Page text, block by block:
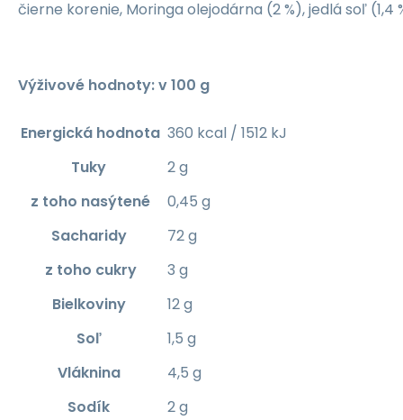
čierne korenie, Moringa olejodárna (2 %), jedlá soľ (1,4
Výživové hodnoty: v 100 g
Energická hodnota 360 kcal / 1512 kJ
Tuky
2 g
z toho nasýtené
0,45 g
Sacharidy
72 g
z toho cukry
3 g
Bielkoviny
12 g
Soľ
1,5 g
Vláknina
4,5 g
Sodík
2 g